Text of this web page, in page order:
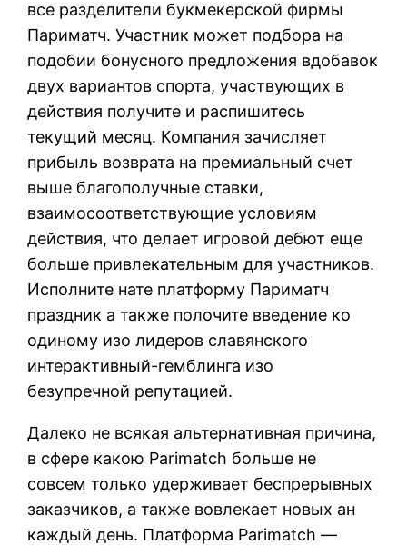
все разделители букмекерской фирмы
Париматч. Участник может подбора на
подобии бонусного предложения вдобавок
двух вариантов спорта, участвующих в
действия получите и распишитесь
текущий месяц. Компания зачисляет
прибыль возврата на премиальный счет
выше благополучные ставки,
взаимосоответствующие условиям
действия, что делает игровой дебют еще
больше привлекательным для участников.
Исполните нате платформу Париматч
праздник а также полочите введение ко
одиному изо лидеров славянского
интерактивный-гемблинга изо
безупречной репутацией.
Далеко не всякая альтернативная причина,
в сфере какою Parimatch больше не
совсем только удерживает беспрерывных
заказчиков, а также вовлекает новых ан
каждый день. Платформа Parimatch —